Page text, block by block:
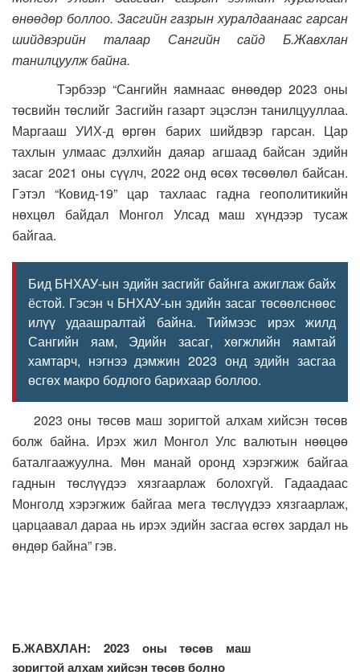
өнөөдөр боллоо. Засгийн газрын хуралдаанаас гарсан
шийдвэрийн талаар Сангийн сайд Б.Жавхлан
танилцуулж байна.
Тэрбээр “Сангийн яамнаас өнөөдөр 2023 оны
төсвийн төслийг Засгийн газарт эцэслэн танилцууллаа.
Маргааш УИХ-д өргөн барих шийдвэр гарсан. Цар
тахлын улмаас дэлхийн даяар агшаад байсан эдийн
засаг 2021 оны сүүлч, 2022 онд өсөх төсөөлөл байсан.
Гэтэл “Ковид-19” цар тахлаас гадна геополитикийн
нөхцөл байдал Монгол Улсад маш хүндээр тусаж
байгаа.
Бид БНХАУ-ын эдийн засгийг байнга ажиглаж байх
ёстой. Гэсэн ч БНХАУ-ын эдийн засаг төсөөлснөөс
илүү удаашралтай байна. Тиймээс ирэх жилд
Сангийн яам, Эдийн засаг, хөгжлийн яамтай
хамтарч, нэгнээ дэмжин 2023 онд эдийн засгаа
өсгөх макро бодлого барихаар боллоо.
2023 оны төсөв маш зоригтой алхам хийсэн төсөв
болж байна. Ирэх жил Монгол Улс валютын нөөцөө
баталгаажуулна. Мөн манай оронд хэрэгжиж байгаа
гаднын төслүүдээ хязгаарлаж болохгүй. Гадаадаас
Монголд хэрэгжиж байгаа мега төслүүдээ хязгаарлаж,
царцаавал дараа нь ирэх эдийн засгаа өсгөх зардал нь
өндөр байна” гэв.
Б.ЖАВХЛАН: 2023 оны төсөв маш
зоригтой алхам хийсэн төсөв болно